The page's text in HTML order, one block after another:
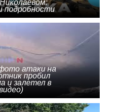
подробности
атаки на
пробил
и залетел в